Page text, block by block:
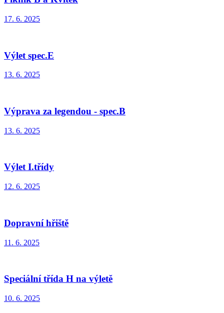
17. 6. 2025
Výlet spec.E
13. 6. 2025
Výprava za legendou - spec.B
13. 6. 2025
Výlet I.třídy
12. 6. 2025
Dopravní hřiště
11. 6. 2025
Speciální třída H na výletě
10. 6. 2025